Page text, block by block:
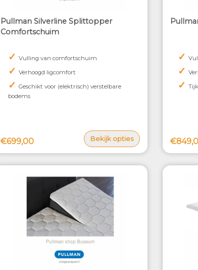
Pullman Silverline Splittopper
Comfortschuim
✓ Vulling van comfortschuim
✓ Verhoogd ligcomfort
✓ Geschikt voor (elektrisch) verstelbare
bodems
€699,00 Bekijk opties
✓
✓
✓